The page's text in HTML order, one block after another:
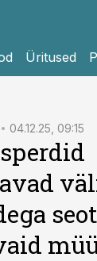
Üritused
04.12.25, 09:15